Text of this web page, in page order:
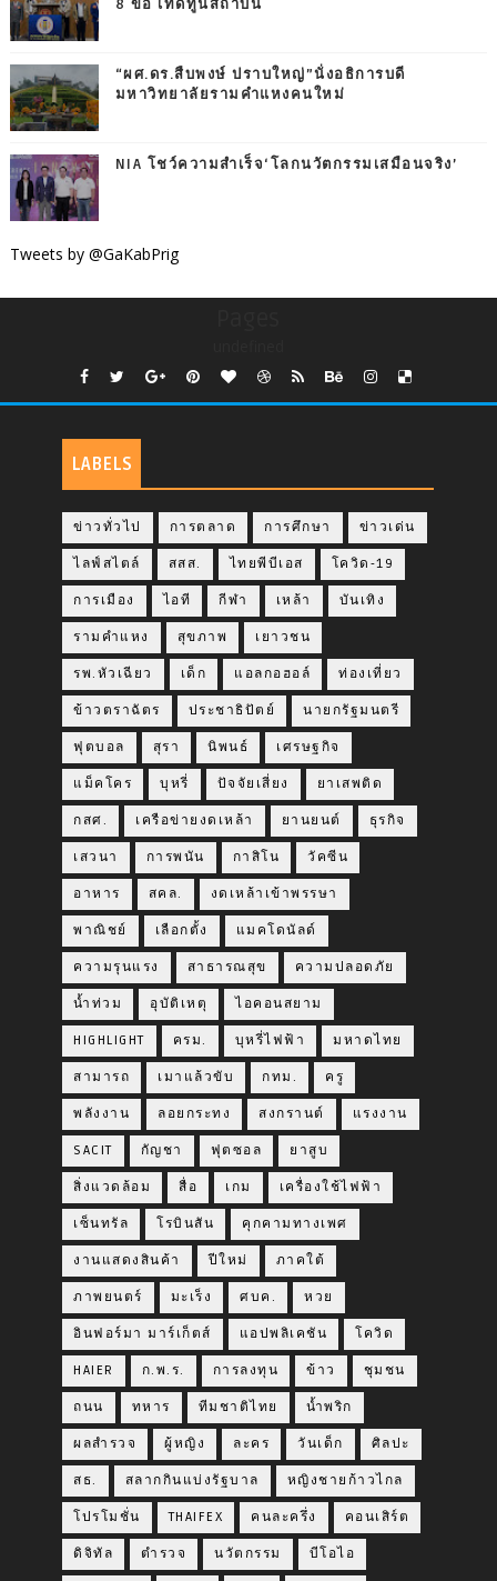
8 ข้อ เทิดทูนสถาบัน
“ผศ.ดร.สืบพงษ์ ปราบใหญ่”นั่งอธิการบดี
มหาวิทยาลัยรามคำแหงคนใหม่
NIA โชว์ความสำเร็จ‘โลกนวัตกรรมเสมือนจริง’
Tweets by @GaKabPrig
LABELS
ข่าวทั่วไป การตลาด การศึกษา ข่าวเด่น
ไลฟ์สไตล์ สสส. ไทยพีบีเอส โควิด-19
การเมือง ไอที กีฬา เหล้า บันเทิง
รามคำแหง สุขภาพ เยาวชน
รพ.หัวเฉียว เด็ก แอลกอฮอล์ ท่องเที่ยว
ข้าวตราฉัตร ประชาธิปัตย์ นายกรัฐมนตรี
ฟุตบอล สุรา นิพนธ์ เศรษฐกิจ
แม็คโคร บุหรี่ ปัจจัยเสี่ยง ยาเสพติด
กสศ. เครือข่ายงดเหล้า ยานยนต์ ธุรกิจ
เสวนา การพนัน กาสิโน วัคซีน
อาหาร สคล. งดเหล้าเข้าพรรษา
พาณิชย์ เลือกตั้ง แมคโดนัลด์
ความรุนแรง สาธารณสุข ความปลอดภัย
น้ำท่วม อุบัติเหตุ ไอคอนสยาม
HIGHLIGHT ครม. บุหรี่ไฟฟ้า มหาดไทย
สามารถ เมาแล้วขับ กทม. ครู
พลังงาน ลอยกระทง สงกรานต์ แรงงาน
SACIT กัญชา ฟุตซอล ยาสูบ
สิ่งแวดล้อม สื่อ เกม เครื่องใช้ไฟฟ้า
เซ็นทรัล โรบินสัน คุกคามทางเพศ
งานแสดงสินค้า ปีใหม่ ภาคใต้
ภาพยนตร์ มะเร็ง ศบค. หวย
อินฟอร์มา มาร์เก็ตส์ แอปพลิเคชัน โควิด
HAIER ก.พ.ร. การลงทุน ข้าว ชุมชน
ถนน ทหาร ทีมชาติไทย น้ำพริก
ผลสำรวจ ผู้หญิง ละคร วันเด็ก ศิลปะ
สธ. สลากกินแบ่งรัฐบาล หญิงชายก้าวไกล
โปรโมชั่น THAIFEX คนละครึ่ง คอนเสิร์ต
ดิจิทัล ตำรวจ นวัตกรรม บีโอไอ